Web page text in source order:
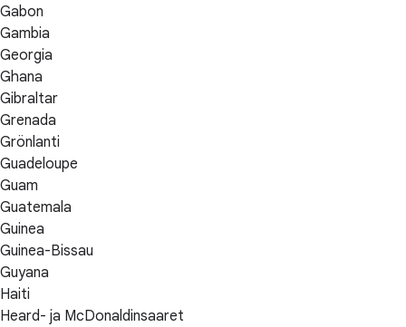
Gabon
Gambia
Georgia
Ghana
Gibraltar
Grenada
Grönlanti
Guadeloupe
Guam
Guatemala
Guinea
Guinea-Bissau
Guyana
Haiti
Heard- ja McDonaldinsaaret